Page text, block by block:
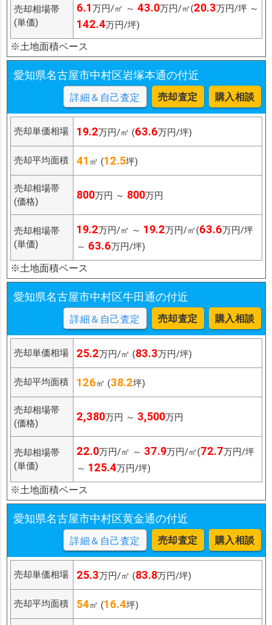
売却相場帯
(単価)
6.1万円/㎡ ～ 43.0万円/㎡(20.3万円/坪 ～
142.4万円/坪)
※土地面積ベース
愛知県名古屋市中村区岩塚本通の付近
詳細＆自己査定 売却査定 購入相談
売却単価相場 19.2万円/㎡ (63.6万円/坪)
売却平均面積 41 ㎡ (12.5坪)
売却相場帯
(価格)
800万円 ～ 800万円
売却相場帯
(単価)
19.2万円/㎡ ～ 19.2万円/㎡(63.6万円/坪
～ 63.6万円/坪)
※土地面積ベース
愛知県名古屋市中村区牛田通の付近
詳細＆自己査定 売却査定 購入相談
売却単価相場 25.2万円/㎡ (83.3万円/坪)
売却平均面積 126㎡ (38.2坪)
売却相場帯
(価格)
2,380万円 ～ 3,500万円
売却相場帯
(単価)
22.0万円/㎡ ～ 37.9万円/㎡(72.7万円/坪
～ 125.4万円/坪)
※土地面積ベース
愛知県名古屋市中村区黄金通の付近
詳細＆自己査定 売却査定 購入相談
売却単価相場 25.3万円/㎡ (83.8万円/坪)
売却平均面積 54㎡ (16.4坪)